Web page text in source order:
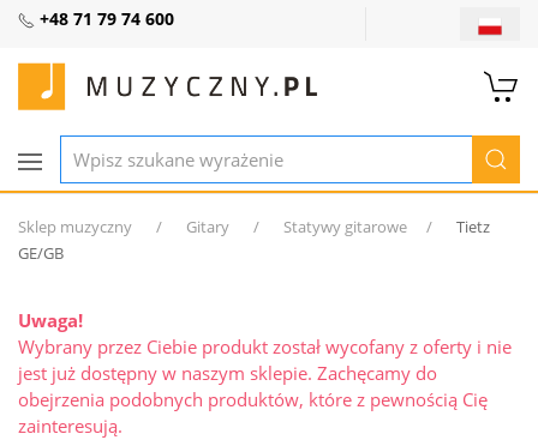
+48 71 79 74 600
Sklep muzyczny Gitary Statywy gitarowe
Tietz
GE/GB
Uwaga!
Wybrany przez Ciebie produkt został wycofany z oferty i nie
jest już dostępny w naszym sklepie. Zachęcamy do
obejrzenia podobnych produktów, które z pewnością Cię
zainteresują.